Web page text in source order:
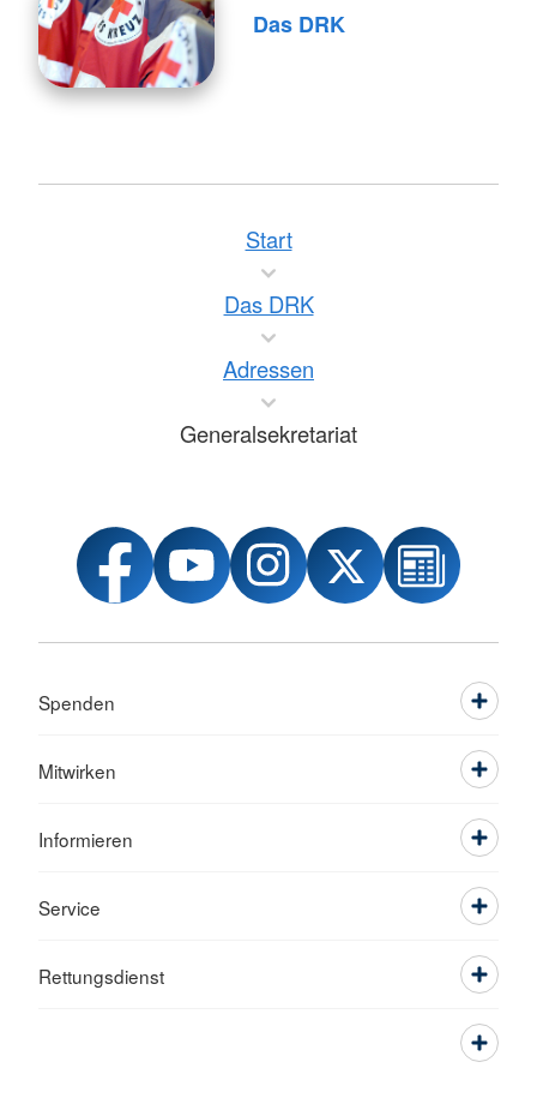
Das DRK
Start
Das DRK
Adressen
Generalsekretariat
Spenden
Mitwirken
Informieren
Service
Rettungsdienst